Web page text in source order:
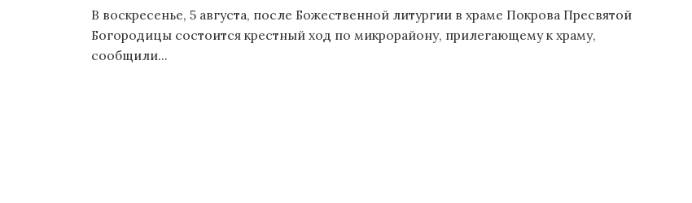
В воскресенье, 5 августа, после Божественной литургии в храме Покрова Пресвятой
Богородицы состоится крестный ход по микрорайону, прилегающему к храму,
сообщили...